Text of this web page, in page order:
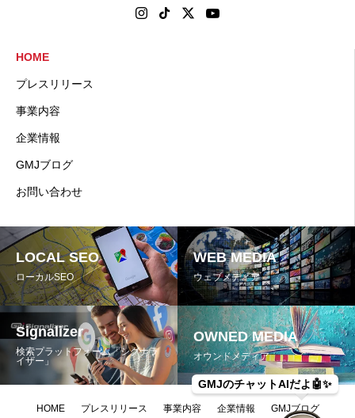
HOME
プレスリリース
事業内容
企業情報
GMJブログ
お問い合わせ
LOCAL SEO
ローカルSEO
WEB MEDIA
ウェブメディア
Signalizer
検索プラットフォーム「シグナラ
イザー」
OWNED MEDIA
オウンドメディア
HOME プレスリリース 事業内容 企業情報 GMJブログ
GMJのチャットAIだよ🤖✨️